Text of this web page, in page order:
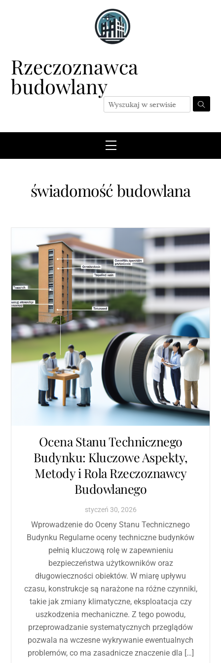
Rzeczoznawca
budowlany
Menu
świadomość budowlana
Ocena Stanu Technicznego
Budynku: Kluczowe Aspekty,
Metody i Rola Rzeczoznawcy
Budowlanego
styczeń 30, 2026
Wprowadzenie do Oceny Stanu Technicznego
Budynku Regularne oceny techniczne budynków
pełnią kluczową rolę w zapewnieniu
bezpieczeństwa użytkowników oraz
długowieczności obiektów. W miarę upływu
czasu, konstrukcje są narażone na różne czynniki,
takie jak zmiany klimatyczne, eksploatacja czy
uszkodzenia mechaniczne. Z tego powodu,
przeprowadzanie systematycznych przeglądów
pozwala na wczesne wykrywanie ewentualnych
problemów, co ma zasadnicze znaczenie dla […]